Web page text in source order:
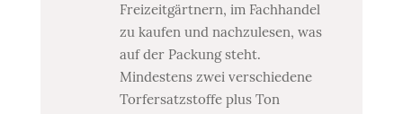
Freizeitgärtnern, im Fachhandel
zu kaufen und nachzulesen, was
auf der Packung steht.
Mindestens zwei verschiedene
Torfersatzstoffe plus Ton